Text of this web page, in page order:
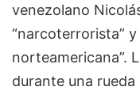
venezolano
“narcoterrorista”
norteamericana”.
durante una